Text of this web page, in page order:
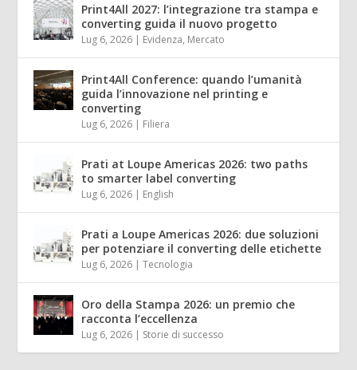
Print4All 2027: l’integrazione tra stampa e
converting guida il nuovo progetto
Lug 6, 2026 | Evidenza, Mercato
Print4All Conference: quando l’umanità
guida l’innovazione nel printing e
converting
Lug 6, 2026 | Filiera
Prati at Loupe Americas 2026: two paths
to smarter label converting
Lug 6, 2026 | English
Prati a Loupe Americas 2026: due soluzioni
per potenziare il converting delle etichette
Lug 6, 2026 |Tecnologia
Oro della Stampa 2026: un premio che
racconta l’eccellenza
Lug 6, 2026 | Storie di successo